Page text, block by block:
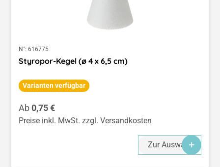
N°: 616775
Styropor-Kegel (ø 4 x 6,5 cm)
Varianten verfügbar
Regulärer Preis:
Ab0,75 €
Preise inkl. MwSt. zzgl. Versandkosten
Zur Auswahl